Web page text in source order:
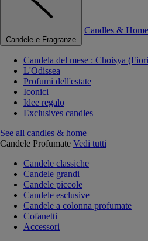
Candele e Fragranze
Candles & Home
Candela del mese : Choisya
L'Odissea
Profumi dell'estate
Iconici
Idee regalo
Exclusives candles
See all candles & home
Candele Profumate Vedi tutti
Candele classiche
Candele grandi
Candele piccole
Candele esclusive
Candele a colonna profumate
Cofanetti
Accessori